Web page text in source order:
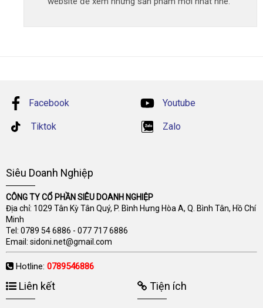
Facebook Youtube
Tiktok Zalo
Siêu Doanh Nghiệp
CÔNG TY CỔ PHẦN SIÊU DOANH NGHIỆP
Địa chỉ: 1029 Tân Kỳ Tân Quý, P. Bình Hưng Hòa A, Q. Bình Tân, Hồ Chí
Minh
Tel: 0789 54 6886 - 077 717 6886
Email: sidoni.net@gmail.com
Hotline: 0789546886
Liên kết Tiện ích